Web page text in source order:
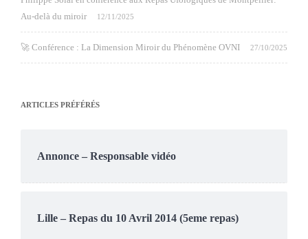
Au-delà du miroir
12/11/2025
🚀 Conférence : La Dimension Miroir du Phénomène OVNI 27/10/2025
ARTICLES PRÉFÉRÉS
Annonce – Responsable vidéo
Lille – Repas du 10 Avril 2014 (5eme repas)